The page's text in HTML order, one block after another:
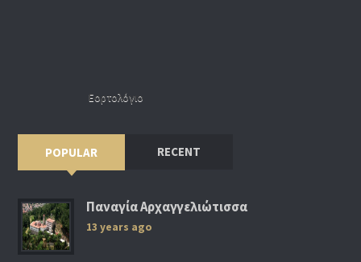
Εορτολόγιο
POPULAR RECENT
Παναγία Αρχαγγελιώτισσα
13 years ago